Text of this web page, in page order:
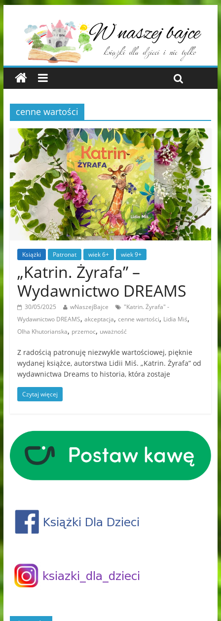
cenne wartości
Książki Patronat wiek 6+ wiek 9+
„Katrin. Żyrafa” –
Wydawnictwo DREAMS
30/05/2025 wNaszejBajce
"Katrin. Żyrafa" -
Wydawnictwo DREAMS, akceptacja, cenne wartości, Lidia Miś,
Olha Khutorianska, przemoc, uważność
Z radością patronuję niezwykle wartościowej, pięknie
wydanej książce, autorstwa Lidii Miś. „Katrin. Żyrafa” od
wydawnictwa Dreams to historia, która zostaje
Czytaj więcej